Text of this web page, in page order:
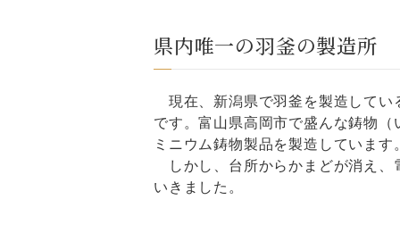
県内唯一の羽釜の製造所
現在、新潟県で羽釜を製造してい
です。富山県高岡市で盛んな鋳物
ミニウム鋳物製品を製造していま
しかし、台所からかまどが消え、
いきました。